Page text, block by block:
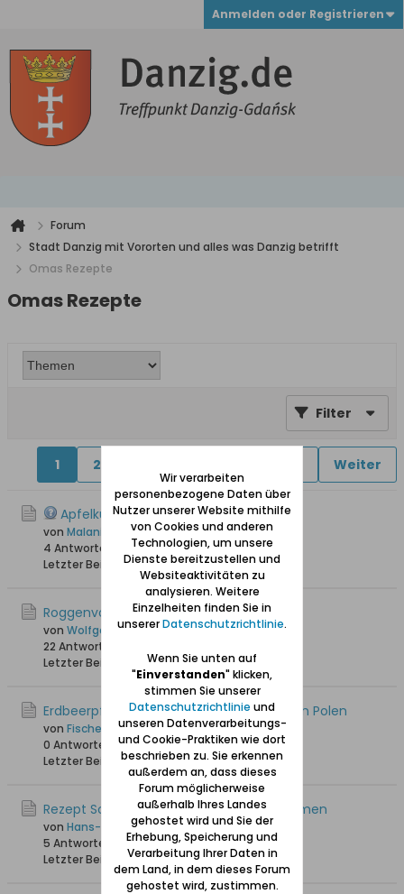
Anmelden oder Registrieren
Forum
Stadt Danzig mit Vororten und alles was Danzig betrifft
Omas Rezepte
Omas Rezepte
Filter
1 2 Weiter
Apfelkuchen - hab da mal eine Frage!
von Malani
4 Antworten
23.066 Hits0 Likes
Letzter Beitrag09.01.2026, 14:00
Roggenvollkornbrot mit Sauerteig
von Wolfgang
22 Antworten
Letzter Beitrag
08.02.2024, 18:09
Erdbeerpfannkuchen aus der Kaschubei in Polen
von Fischersjung
0 Antworten
3.766 Hits0 Likes
Letzter Beitrag30.07.2023, 11:17
Rezept Schweinerippchen mit Backpflaumen
von Hans-Joachim
5 Antworten
5.733 Hits0 Likes
Letzter Beitrag
11.12.2022, 09:59
Wir verarbeiten
personenbezogene Daten über
Nutzer unserer Website mithilfe
von Cookies und anderen
Technologien, um unsere
Dienste bereitzustellen und
Websiteaktivitäten zu
analysieren. Weitere
Einzelheiten finden Sie in
unsererDatenschutzrichtlinie.
Wenn Sie unten auf
"Einverstanden" klicken,
stimmen Sie unserer
Datenschutzrichtlinie und
unseren Datenverarbeitungs-
und Cookie-Praktiken wie dort
beschrieben zu. Sie erkennen
außerdem an, dass dieses
Forum möglicherweise
außerhalb Ihres Landes
gehostet wird und Sie der
Erhebung, Speicherung und
Verarbeitung Ihrer Daten in
dem Land, in dem dieses Forum
gehostet wird, zustimmen.